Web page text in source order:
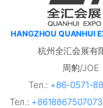
HANGZHOU QUANHUI
杭州全汇会展有
周豹/JOE
Тел.: +86-0571-
Тел.: +8618867507073